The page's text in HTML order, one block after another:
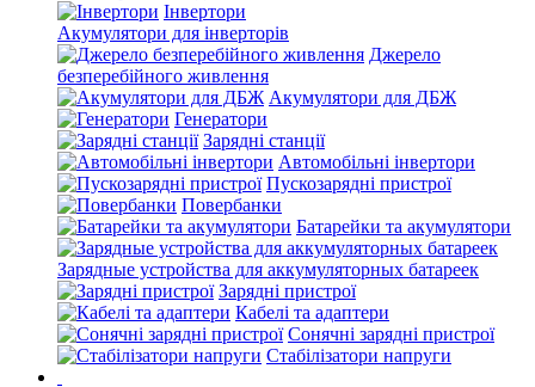
Інвертори
Акумулятори для інверторів
Джерело
безперебійного живлення
Акумулятори для ДБЖ
Генератори
Зарядні станції
Автомобільні інвертори
Пускозарядні пристрої
Повербанки
Батарейки та акумулятори
Зарядные устройства для аккумуляторных батареек
Зарядні пристрої
Кабелі та адаптери
Сонячні зарядні пристрої
Стабілізатори напруги